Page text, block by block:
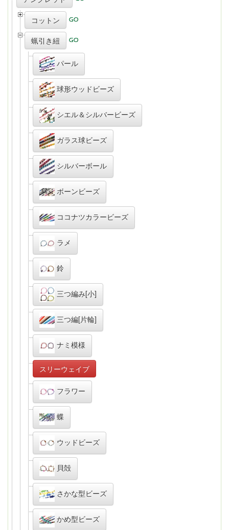
コットン
蝋引き紐
パール
球形ウッドビーズ
シエル＆シルバービーズ
ガラス球ビーズ
シルバーボール
ボーンビーズ
ココナツカラービーズ
ラメ
鈴
三つ編み[小]
三つ編[片輪]
ナミ模様
スリーウェイブ
フラワー
蝶
ウッドビーズ
貝殻
さかな型ビーズ
かめ型ビーズ